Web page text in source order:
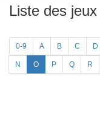
Liste des
0-9 A B C D
N O P Q R